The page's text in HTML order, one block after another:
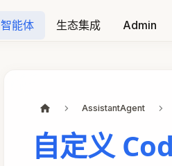
智能体 生态集成 Admin
AssistantAgent
自定义